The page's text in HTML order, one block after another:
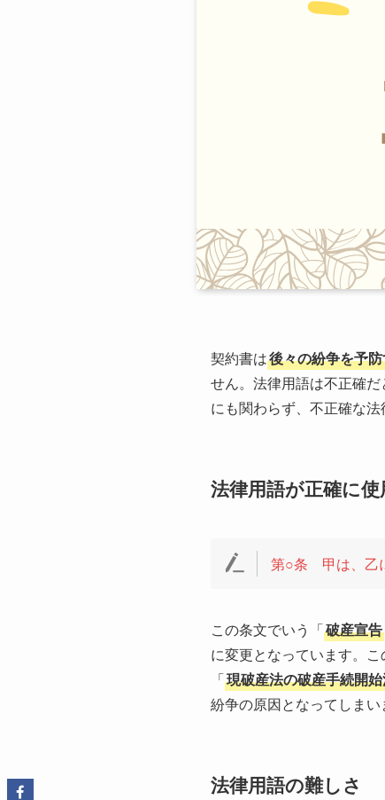
契約書は後々の紛争を予
せん。法律用語は不正確
にも関わらず、不正確な
法律用語が正確に
第○条 甲は、乙
この条文でいう「破産宣告
に変更となっています。
「現破産法の破産手続開
紛争の原因となってしまい
法律用語の難しさ